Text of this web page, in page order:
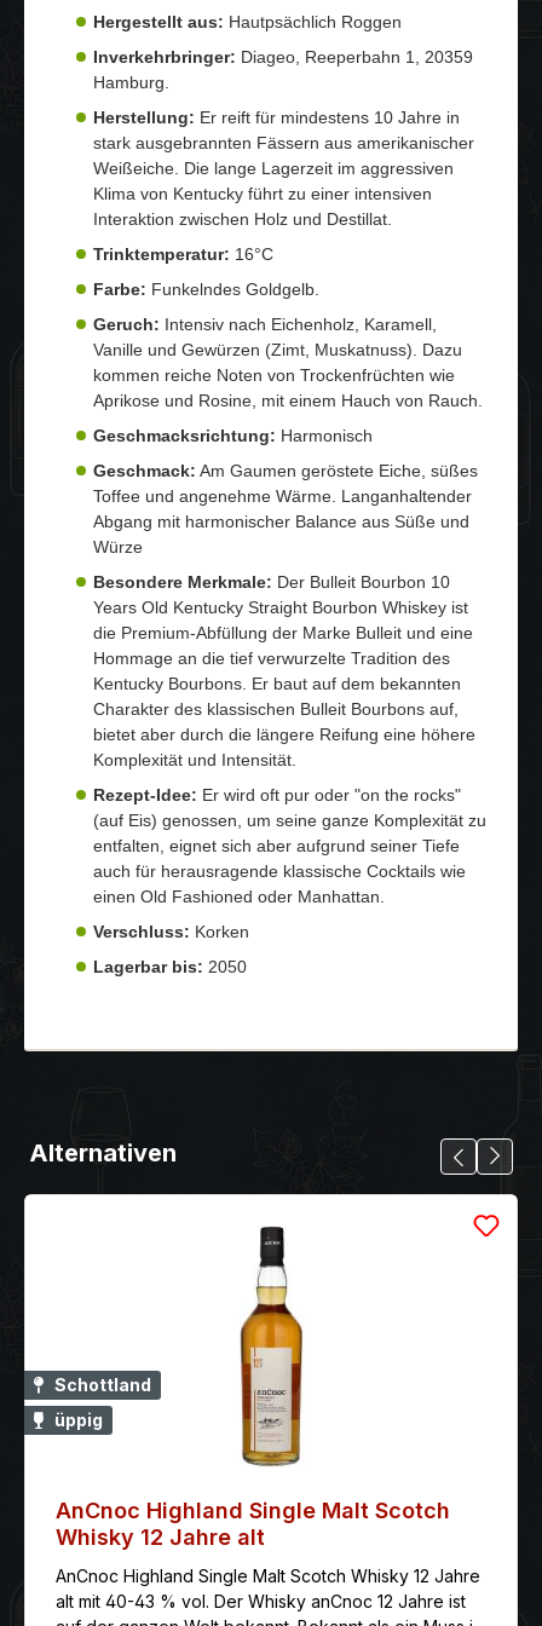
Hergestellt aus: Hautpsächlich Roggen
Inverkehrbringer: Diageo, Reeperbahn 1, 20359
Hamburg.
Herstellung: Er reift für mindestens 10 Jahre in
stark ausgebrannten Fässern aus amerikanischer
Weißeiche. Die lange Lagerzeit im aggressiven
Klima von Kentucky führt zu einer intensiven
Interaktion zwischen Holz und Destillat.
Trinktemperatur: 16°C
Farbe: Funkelndes Goldgelb.
Geruch: Intensiv nach Eichenholz, Karamell,
Vanille und Gewürzen (Zimt, Muskatnuss). Dazu
kommen reiche Noten von Trockenfrüchten wie
Aprikose und Rosine, mit einem Hauch von Rauch.
Geschmacksrichtung: Harmonisch
Geschmack: Am Gaumen geröstete Eiche, süßes
Toffee und angenehme Wärme. Langanhaltender
Abgang mit harmonischer Balance aus Süße und
Würze
Besondere Merkmale: Der Bulleit Bourbon 10
Years Old Kentucky Straight Bourbon Whiskey ist
die Premium-Abfüllung der Marke Bulleit und eine
Hommage an die tief verwurzelte Tradition des
Kentucky Bourbons. Er baut auf dem bekannten
Charakter des klassischen Bulleit Bourbons auf,
bietet aber durch die längere Reifung eine höhere
Komplexität und Intensität.
Rezept-Idee: Er wird oft pur oder "on the rocks"
(auf Eis) genossen, um seine ganze Komplexität zu
entfalten, eignet sich aber aufgrund seiner Tiefe
auch für herausragende klassische Cocktails wie
einen Old Fashioned oder Manhattan.
Verschluss: Korken
Lagerbar bis: 2050
Alternativen
Schottland
üppig
AnCnoc Highland Single Malt Scotch
Whisky 12 Jahre alt
AnCnoc Highland Single Malt Scotch Whisky 12 Jahre
alt mit 40-43 % vol. Der Whisky anCnoc 12 Jahre ist